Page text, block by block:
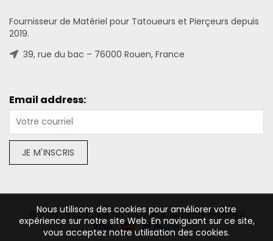
Fournisseur de Matériel pour Tatoueurs et Pierçeurs depuis
2019.
39, rue du bac – 76000 Rouen, France
Email address:
© 2025 La Boutique du Tatoueur. All rights reserved
Nous utilisons des cookies pour améliorer votre
expérience sur notre site Web. En naviguant sur ce site,
vous acceptez notre utilisation des cookies.